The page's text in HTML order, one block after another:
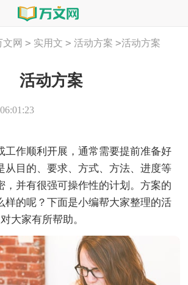
文网 > 实用文 > 活动方案 >活动方案
活动方案
作顺利开展，通常需要提前准备好
从目的、要求、方式、方法、进度等
，并有很强可操作性的计划。方案的
样的呢？下面是小编帮大家整理的活
大家有所帮助。